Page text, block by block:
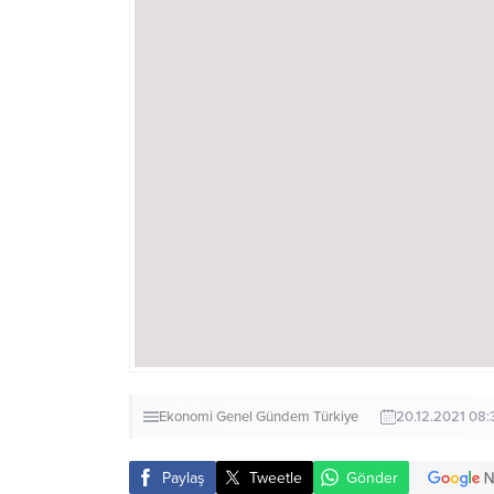
Ekonomi Genel Gündem Türkiye 20.12.2021
Paylaş Tweetle Gönder